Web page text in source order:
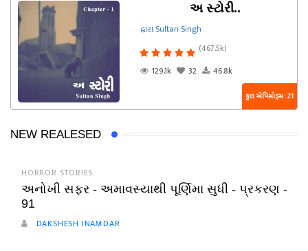
અ સ્ટોરી..
દ્વારા Sultan Singh
(467.5k)
129.1k
32 46.8k
કુલ એપિસોડ્સ : 21
NEW REALESED
HORROR STORIES
અનોખી સફર - અમાવસ્યાથી પૂર્ણિમા સુધી - પ્રકરણ -
91
DAKSHESH INAMDAR